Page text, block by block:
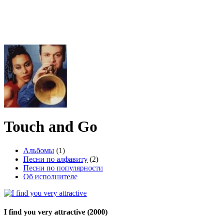
Touch and Go
Альбомы (1)
Песни по алфавиту (2)
Песни по популярности
Об исполнителе
I find you very attractive (2000)